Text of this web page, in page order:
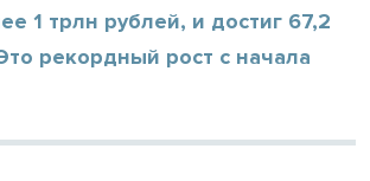
1 трлн рублей, и достиг 67,2
рекордный рост с начала